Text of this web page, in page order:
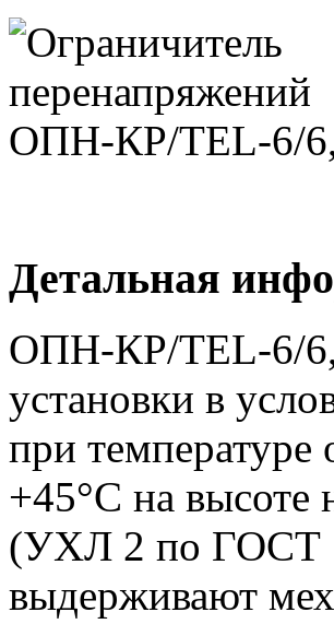
Детальная
ОПН-КР/TEL-6/
установки в
при
+45°С на высоте
(УХЛ 2 по ГОСТ
выдерживают